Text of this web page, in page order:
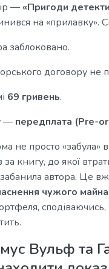
— «Пригоди
на «прилавку».
заблоковано.
договору не
69 гривень.
— передплата (Pre-
не просто «забула»
за книгу, до якої
автора. Це
чужого майна
Вульф та